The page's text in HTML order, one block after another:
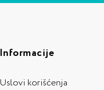
Informacije
Uslovi korišćenja